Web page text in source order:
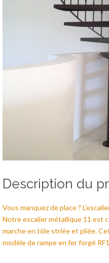
Description du
Vous manquez de place ?
Notre escalier métallique 11 est
marche en tôle striée et pliée.
modèle de rampe en fer forgé